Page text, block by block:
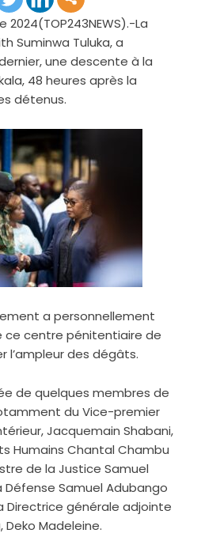
La
Suminwa Tuluka, a
une descente à la
48 heures après la
détenus.
a personnellement
ce centre pénitentiaire de
l’ampleur des dégâts.
de quelques membres de
du Vice-premier
Jacquemain Shabani,
Humains Chantal Chambu
de la Justice Samuel
Samuel Adubango
Directrice générale adjointe
Deko Madeleine.